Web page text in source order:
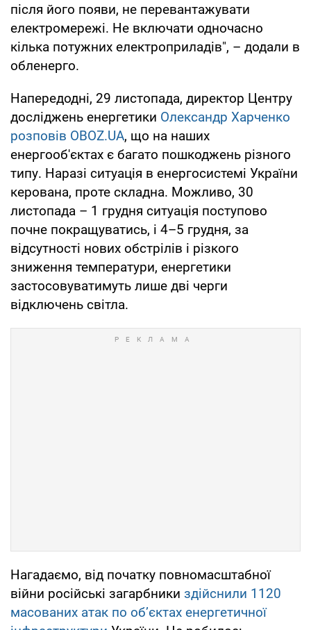
після його появи, не перевантажувати
електромережі. Не включати одночасно
кілька потужних електроприладів", – додали в
обленерго.
Напередодні, 29 листопада, директор Центру
досліджень енергетики Олександр Харченко
розповів OBOZ.UА, що на наших
енергооб'єктах є багато пошкоджень різного
типу. Наразі ситуація в енергосистемі України
керована, проте складна. Можливо, 30
листопада – 1 грудня ситуація поступово
почне покращуватись, і 4–5 грудня, за
відсутності нових обстрілів і різкого
зниження температури, енергетики
застосовуватимуть лише дві черги
відключень світла.
Нагадаємо, від початку повномасштабної
війни російські загарбники здійснили 1120
масованих атак по об’єктах енергетичної